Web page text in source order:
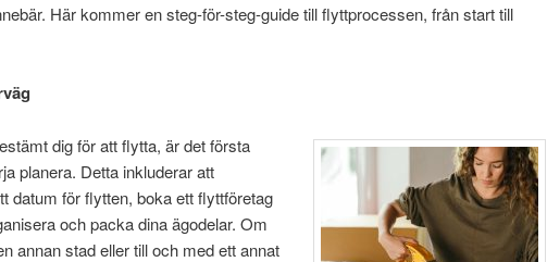
Här kommer en steg-för-steg-guide till flyttprocessen, från start till
dig för att flytta, ärdet första
planera. Detta inkluderar att
datum för flytten, boka ett flyttföretag
och packa dina ägodelar. Om
annan stad eller till och med ett annat